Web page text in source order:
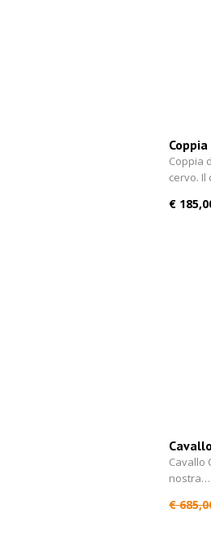
antico
Coppia
cervo.
€
Cavallo
nostra…
€